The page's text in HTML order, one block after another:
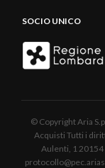
SOCIO UNICO
© Copyright Aria
Acquisti Tutti i
Aulenti, 1